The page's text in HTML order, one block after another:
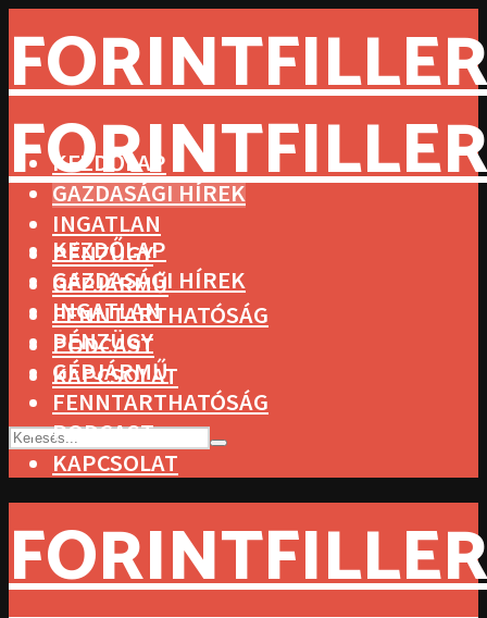
KEZDŐLAP
GAZDASÁGI HÍREK
INGATLAN
PÉNZÜGY
GÉPJÁRMŰ
FENNTARTHATÓSÁG
PODCAST
KAPCSOLAT
KEZDŐLAP
GAZDASÁGI HÍREK
INGATLAN
PÉNZÜGY
GÉPJÁRMŰ
FENNTARTHATÓSÁG
PODCAST
KAPCSOLAT